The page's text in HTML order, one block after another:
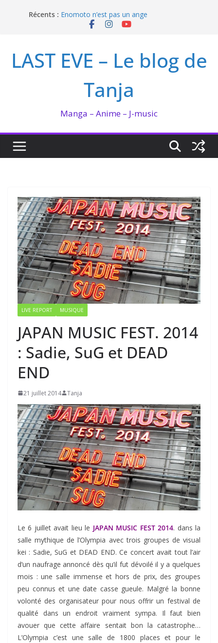
Récents : Enomoto n’est pas un ange
QUEEN BEE enflamme le Bataclan
I’m not in love de Zeniko Sumiya
LAST EVE – Le blog de
Tanja
Manga – Anime – J-music
LIVE REPORT MUSIQUE
JAPAN MUSIC FEST. 2014
: Sadie, SuG et DEAD
END
21 juillet 2014 Tanja
Le 6 juillet avait lieu le JAPAN MUSIC FEST 2014. dans la
salle mythique de l’Olympia avec trois groupes de visual
kei : Sadie, SuG et DEAD END. Ce concert avait tout l’air
d’un naufrage annoncé dès qu’il fut dévoilé il y a quelques
mois : une salle immense et hors de prix, des groupes
peu connus et une date casse gueule. Malgré la bonne
volonté des organisateur pour nous offrir un festival de
qualité dans un endroit vraiment sympa. Il faut bien
avouer que cette affaire sentait bon la catastrophe…
L’Olympia c’est une salle de 1800 places et pour le